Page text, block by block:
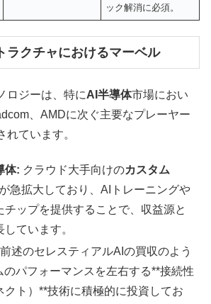
ック解消に必須。
ラクチャにおけるマーベル
ロジーは、特にAI半導体市場におい
、AMDに次ぐ主要なプレーヤー
れています。
体: クラウド大手向けのカスタム
急拡大しており、AIトレーニングや
チップを提供することで、収益源と
ています。
前述のセレスティアルAIの買収のよう
のパフォーマンスを左右する**接続性
クト）**技術に積極的に投資してお